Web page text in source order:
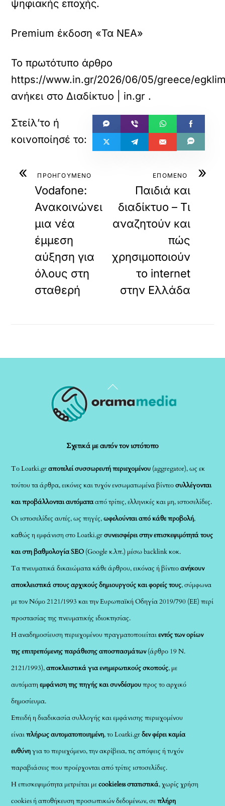
ψηφιακής εποχής.
Premium έκδοση «Τα ΝΕΑ»
Το πρωτότυπο άρθρο
https://www.in.gr/2026/06/05/greece/
ανήκει στο Διαδίκτυο | in.gr .
« ΠΡΟΗΓΟΥΜΕΝΟ
Vodafone:
Ανακοινώνει
μια νέα
έμμεση
αύξηση για
όλους στη
σταθερή
»
ΕΠΟΜΕΝΟ
Παιδιά και
διαδίκτυο – Τι
αναζητούν και
πώς
χρησιμοποιούν
το internet
στην Ελλάδα
Back
To
Σχετικά με αυτόν τον ιστότοπο
Το Loatki.grαποτελεί συσσωρευτή περιεχομένου (aggregator), ως εκ
τούτου τα άρθρα, εικόνες και τυχόν ενσωματωμένα βίντεοσυλλέγονται
και προβάλλονται αυτόματααπό τρίτες, ελληνικές και μη, ιστοσελίδες.
Οι ιστοσελίδες αυτές, ως πηγές,ωφελούνται από κάθε προβολή,
καθώς η εμφάνιση στο Loatki.grσυνεισφέρει στην επισκεψιμότητά τους
και στη βαθμολογία SEO (Google κ.λπ.) μέσω backlink κοκ.
Τα πνευματικά δικαιώματα κάθε άρθρου, εικόνας ή βίντεοανήκουν
αποκλειστικά στους αρχικούς δημιουργούς και φορείς τους, σύμφωνα
με τον Νόμο 2121/1993 και την Ευρωπαϊκή Οδηγία 2019/790 (ΕΕ) περί
προστασίας της πνευματικής ιδιοκτησίας.
Η αναδημοσίευση περιεχομένου πραγματοποιείταιεντός των ορίων
της επιτρεπόμενης παράθεσης αποσπασμάτων(άρθρο 19 Ν.
2121/1993),αποκλειστικά για ενημερωτικούς σκοπούς, με
αυτόματηεμφάνιση της πηγής και συνδέσμουπρος το αρχικό
δημοσίευμα.
Επειδή η διαδικασία συλλογής και εμφάνισης περιεχομένου
είναιπλήρως αυτοματοποιημένη, το Loatki.grδεν φέρει καμία
ευθύνηγια το περιεχόμενο, την ακρίβεια, τις απόψεις ή τυχόν
παραβιάσεις που προέρχονται από τρίτες ιστοσελίδες.
Η επισκεψιμότητα μετριέται μεcookieless στατιστικά, χωρίς χρήση
cookies ή αποθήκευση προσωπικών δεδομένων, σεπλήρη